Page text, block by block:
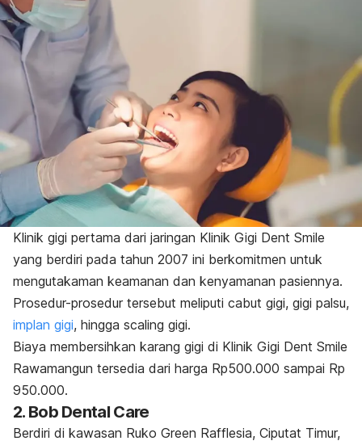
Klinik gigi pertama dari jaringan Klinik Gigi Dent Smile
yang berdiri pada tahun 2007 ini berkomitmen untuk
mengutakaman keamanan dan kenyamanan pasiennya.
Prosedur-prosedur tersebut meliputi cabut gigi, gigi palsu,
implan gigi, hingga scaling gigi.
Biaya membersihkan karang gigi di Klinik Gigi Dent Smile
Rawamangun tersedia dari harga Rp500.000 sampai Rp
950.000.
2. Bob Dental Care
Berdiri di kawasan Ruko Green Rafflesia, Ciputat Timur,